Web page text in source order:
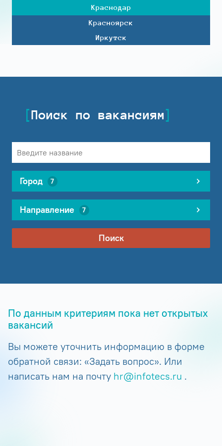
Краснодар
Красноярск
Иркутск
Поиск по вакансиям
Город 7
Направление 7
Поиск
По данным критериям пока нет открытых
вакансий
Вы можете уточнить информацию в форме
обратной связи: «Задать вопрос». Или
написать нам на почту hr@infotecs.ru .